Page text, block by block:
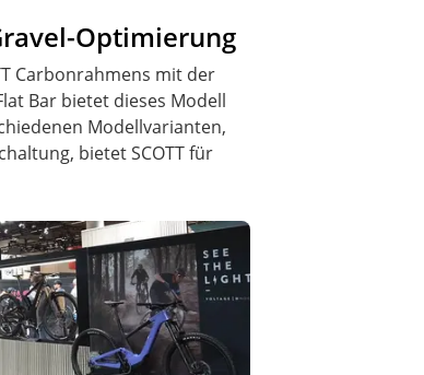
Optimierung
Carbonrahmens mit der
Bar bietet dieses Modell
Modellvarianten,
bietet SCOTT für